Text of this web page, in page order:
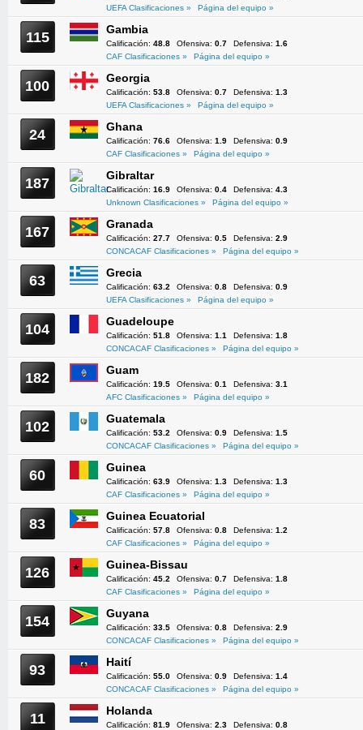
UEFA Clasificaciones »
Página del equipo »
115 Gambia
Calificación: 48.8 Ofensiva: 0.7 Defensiva: 1.6
CAF Clasificaciones »
Página del equipo »
100 Georgia
Calificación: 53.8 Ofensiva: 0.7 Defensiva: 1.3
UEFA Clasificaciones »
Página del equipo »
24 Ghana
Calificación: 76.6 Ofensiva: 1.9 Defensiva: 0.9
CAF Clasificaciones »
Página del equipo »
187 Gibraltar
Calificación: 16.9 Ofensiva: 0.4 Defensiva: 4.3
Unknown Clasificaciones »
Página del equipo »
167 Granada
Calificación: 27.7 Ofensiva: 0.5 Defensiva: 2.9
CONCACAF Clasificaciones »
Página del equipo »
63 Grecia
Calificación: 63.2 Ofensiva: 0.8 Defensiva: 0.9
UEFA Clasificaciones »
Página del equipo »
104 Guadeloupe
Calificación: 51.8 Ofensiva: 1.1 Defensiva: 1.8
CONCACAF Clasificaciones »
Página del equipo »
182 Guam
Calificación: 19.5 Ofensiva: 0.1 Defensiva: 3.1
AFC Clasificaciones »
Página del equipo »
102 Guatemala
Calificación: 53.2 Ofensiva: 0.9 Defensiva: 1.5
CONCACAF Clasificaciones »
Página del equipo »
60 Guinea
Calificación: 63.9 Ofensiva: 1.3 Defensiva: 1.3
CAF Clasificaciones »
Página del equipo »
83 Guinea Ecuatorial
Calificación: 57.8 Ofensiva: 0.8 Defensiva: 1.2
CAF Clasificaciones »
Página del equipo »
126 Guinea-Bissau
Calificación: 45.2 Ofensiva: 0.7 Defensiva: 1.8
CAF Clasificaciones »
Página del equipo »
154 Guyana
Calificación: 33.5 Ofensiva: 0.8 Defensiva: 2.9
CONCACAF Clasificaciones »
Página del equipo »
93 Haití
Calificación: 55.0 Ofensiva: 0.9 Defensiva: 1.4
CONCACAF Clasificaciones »
Página del equipo »
11 Holanda
Calificación: 81.9 Ofensiva: 2.3 Defensiva: 0.8